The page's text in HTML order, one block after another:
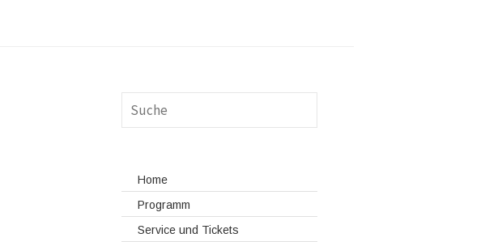
Home
Programm
Service und Tickets